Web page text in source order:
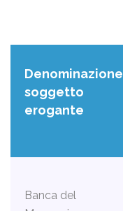
Denominazione
soggetto
erogante
Banca del